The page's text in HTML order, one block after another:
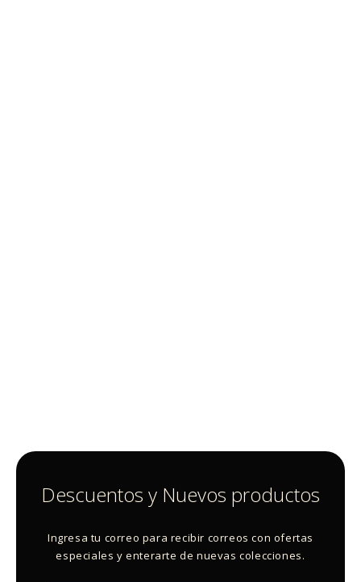
Descuentos y Nuevos productos
Ingresa tu correo para recibir correos con ofertas
especiales y enterarte de nuevas colecciones.